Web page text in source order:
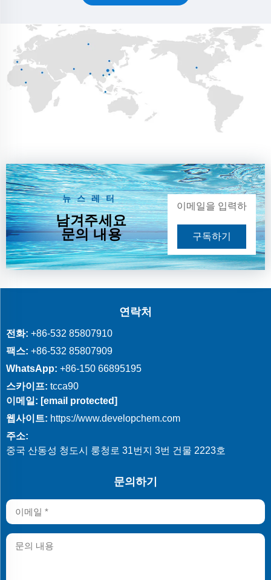
뉴스레터
남겨주세요
문의 내용
구독하기
연락처
전화: +86-532 85807910
팩스: +86-532 85807909
WhatsApp: +86-150 66895195
스카이프: tcca90
이메일: [email protected]
웹사이트: https://www.developchem.com
주소:
중국 산동성 청도시 룽청로 31번지 3번 건물 2223호
문의하기